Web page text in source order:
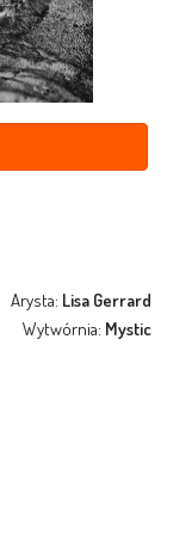
Arysta: Lisa Gerrard
Wytwórnia: Mystic